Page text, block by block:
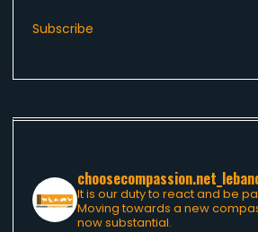
Subscribe
It is our duty to react and be
Moving towards a new
now substantial.